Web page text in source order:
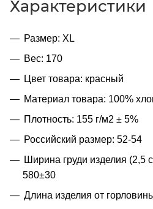
Характеристики
Размер: XL
Вес: 170
Цвет товара: красный
Материал товара: 100%
Плотность: 155 г/м2 ± 5%
Российский размер: 52-54
Ширина груди изделия (2,5
580±30
Длина изделия от